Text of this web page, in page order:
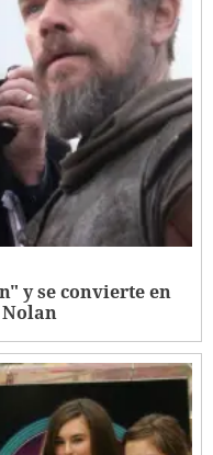
y se convierte en